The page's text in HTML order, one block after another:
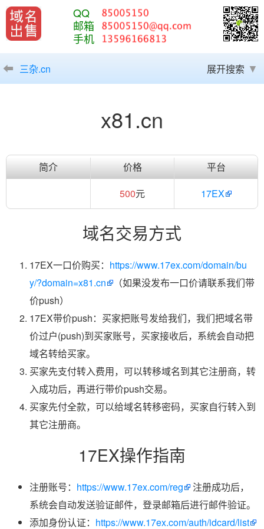
QQ
邮箱
手机
三杂.cn 展开搜索
x81.cn
简介 价格
平台
500元 17EX
域名交易方式
17EX一口价购买： https://www.17ex.com/domain/bu
y/?domain=x81.cn
（如果没发布一口价请联系我们带
价push）
17EX带价push：买家把账号发给我们，我们把域名带
价过户(push)到买家账号，买家接收后，系统会自动把
域名转给买家。
买家先支付转入费用，可以转移域名到其它注册商，转
入成功后，再进行带价push交易。
买家先付全款，可以给域名转移密码，买家自行转入到
其它注册商。
17EX操作指南
注册账号： https://www.17ex.com/reg
注册成功后，
系统会自动发送验证邮件，登录邮箱后进行邮件验证。
添加身份认证： https://www.17ex.com/auth/idcard/list